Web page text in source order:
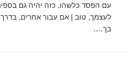
עם הפסד כלשהו. כזה יהיה גם
לעצמך, טוב | אם עבור אחרים,
בך….